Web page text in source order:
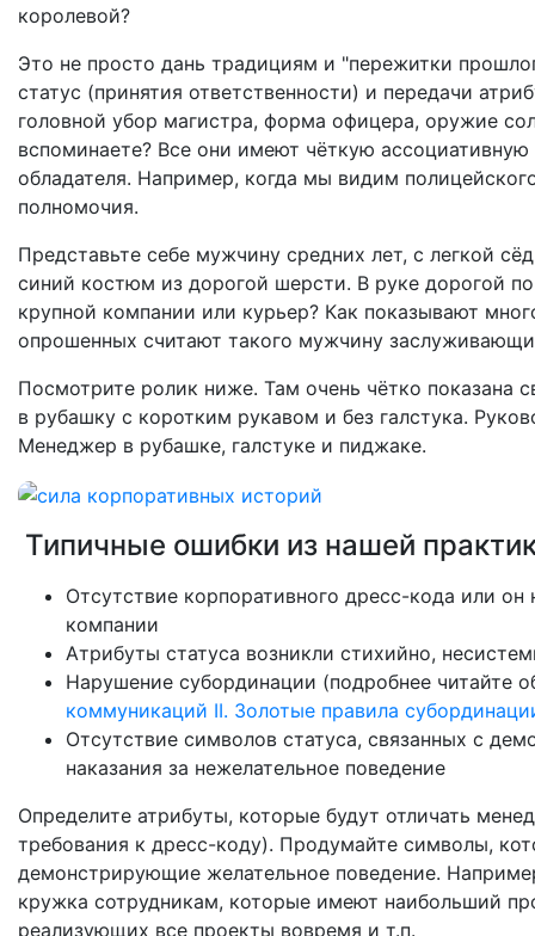
королевой?
Это не просто дань традициям и "пережитки
статус (принятия ответственности) и передачи
головной убор магистра, форма офицера, оружие
вспоминаете? Все они имеют чёткую
обладателя. Например, когда мы видим
полномочия.
Представьте себе мужчину средних лет, с легкой
синий костюм из дорогой шерсти. В руке дорогой
крупной компании или курьер? Как показывают
опрошенных считают такого мужчину
Посмотрите ролик ниже. Там очень чётко показана
в рубашку с коротким рукавом и без галстука.
Менеджер в рубашке, галстуке и пиджаке.
Типичные ошибки из нашей
Отсутствие корпоративного дресс-кода или он
компании
Атрибуты статуса возникли стихийно,
Нарушение субординации (подробнее читайте
коммуникаций II. Золотые правила
Отсутствие символов статуса, связанных с
наказания за нежелательное поведение
Определите атрибуты, которые будут отличать
требования к дресс-коду). Продумайте символы,
демонстрирующие желательное поведение.
кружка сотрудникам, которые имеют наибольший
реализующих все проекты вовремя и т.п.